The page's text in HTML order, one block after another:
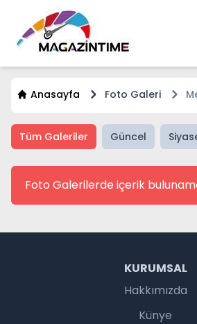
Anasayfa Foto Galeri
Tüm Galeriler Güncel
Foto Galerilerde içerik
KURUMSAL
Hakkımızda
Künye